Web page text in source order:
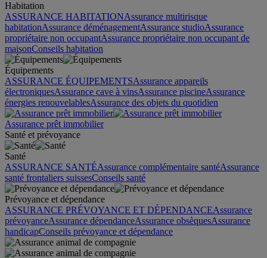
Habitation
ASSURANCE HABITATIONAssurance multirisque
habitationAssurance déménagementAssurance studioAssurance
propriétaire non occupantAssurance propriétaire non occupant de
maisonConseils habitation
Équipements
ASSURANCE ÉQUIPEMENTSAssurance appareils
électroniquesAssurance cave à vinsAssurance piscineAssurance
énergies renouvelablesAssurance des objets du quotidien
Assurance prêt immobilier
Santé et prévoyance
Santé
ASSURANCE SANTÉAssurance complémentaire santéAssurance
santé frontaliers suissesConseils santé
Prévoyance et dépendance
ASSURANCE PRÉVOYANCE ET DÉPENDANCEAssurance
prévoyanceAssurance dépendanceAssurance obsèquesAssurance
handicapConseils prévoyance et dépendance